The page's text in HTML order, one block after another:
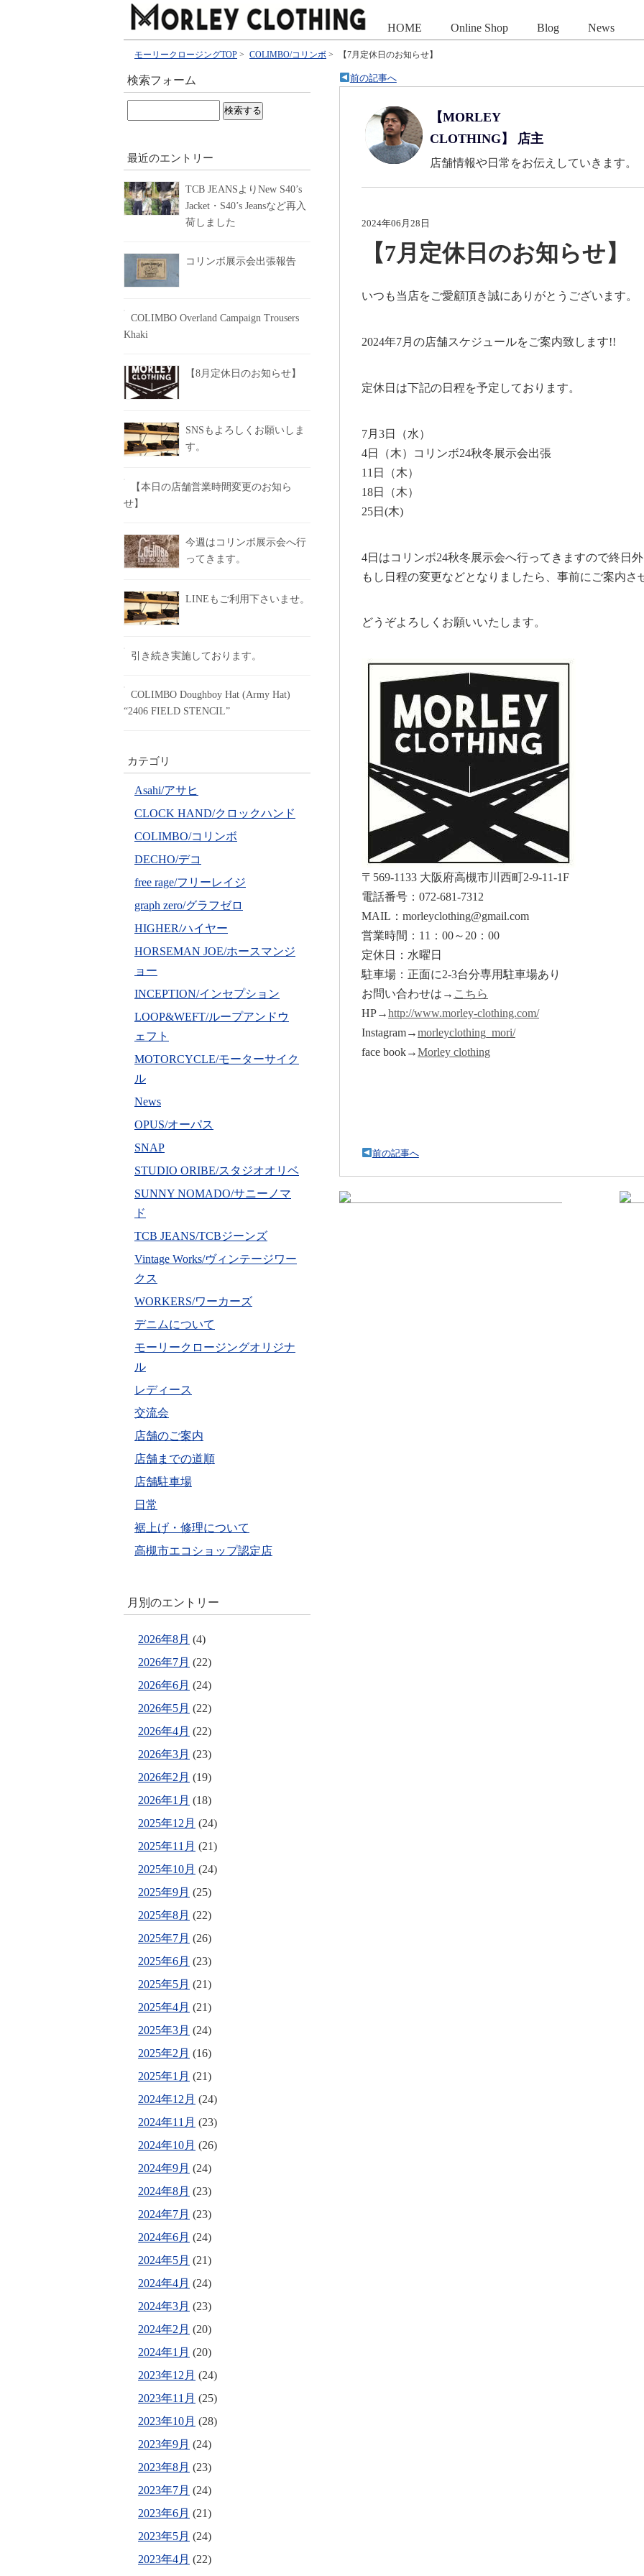
HOME Online Shop Blog News
モーリークロージングTOP > COLIMBO/コリンボ > 【7月定休日のお知らせ】
前の記事へ
【MORLEY
CLOTHING】 店主
店舗情報や日常をお伝えしていきます。
2024年06月28日
【7月定休日のお知らせ】
いつも当店をご愛顧頂き誠にありがとうございます。
2024年7月の店舗スケジュールをご案内致します!!
定休日は下記の日程を予定しております。
7月3日（水）
4日（木）コリンボ24秋冬展示会出張
11日（木）
18日（木）
25日(木)
4日はコリンボ24秋冬展示会へ行ってきますので終日外
もし日程の変更などとなりましたら、事前にご案内さ
どうぞよろしくお願いいたします。
〒569-1133 大阪府高槻市川西町2-9-11-1F
電話番号：072-681-7312
MAIL：morleyclothing@gmail.com
営業時間：11：00～20：00
定休日：水曜日
駐車場：正面に2-3台分専用駐車場あり
お問い合わせは→ こちら
HP→http://www.morley-clothing.com/
Instagram→morleyclothing_mori/
face book→Morley clothing
前の記事へ
検索フォーム
最近のエントリー
TCB JEANSよりNew S40’s
Jacket・S40’s Jeansなど再入
荷しました
コリンボ展示会出張報告
COLIMBO Overland Campaign Trousers
Khaki
【8月定休日のお知らせ】
SNSもよろしくお願いしま
す。
【本日の店舗営業時間変更のお知ら
せ】
今週はコリンボ展示会へ行
ってきます。
LINEもご利用下さいませ。
引き続き実施しております。
COLIMBO Doughboy Hat (Army Hat)
“2406 FIELD STENCIL”
カテゴリ
Asahi/アサヒ
CLOCK HAND/クロックハンド
COLIMBO/コリンボ
DECHO/デコ
free rage/フリーレイジ
graph zero/グラフゼロ
HIGHER/ハイヤー
HORSEMAN JOE/ホースマンジ
ョー
INCEPTION/インセプション
LOOP&WEFT/ループアンドウ
ェフト
MOTORCYCLE/モーターサイク
ル
News
OPUS/オーパス
SNAP
STUDIO ORIBE/スタジオオリベ
SUNNY NOMADO/サニーノマ
ド
TCB JEANS/TCBジーンズ
Vintage Works/ヴィンテージワー
クス
WORKERS/ワーカーズ
デニムについて
モーリークロージングオリジナ
ル
レディース
交流会
店舗のご案内
店舗までの道順
店舗駐車場
日常
裾上げ・修理について
高槻市エコショップ認定店
月別のエントリー
2026年8月 (4)
2026年7月 (22)
2026年6月 (24)
2026年5月 (22)
2026年4月 (22)
2026年3月 (23)
2026年2月 (19)
2026年1月 (18)
2025年12月 (24)
2025年11月 (21)
2025年10月 (24)
2025年9月 (25)
2025年8月 (22)
2025年7月 (26)
2025年6月 (23)
2025年5月 (21)
2025年4月 (21)
2025年3月 (24)
2025年2月 (16)
2025年1月 (21)
2024年12月 (24)
2024年11月 (23)
2024年10月 (26)
2024年9月 (24)
2024年8月 (23)
2024年7月 (23)
2024年6月 (24)
2024年5月 (21)
2024年4月 (24)
2024年3月 (23)
2024年2月 (20)
2024年1月 (20)
2023年12月 (24)
2023年11月 (25)
2023年10月 (28)
2023年9月 (24)
2023年8月 (23)
2023年7月 (24)
2023年6月 (21)
2023年5月 (24)
2023年4月 (22)